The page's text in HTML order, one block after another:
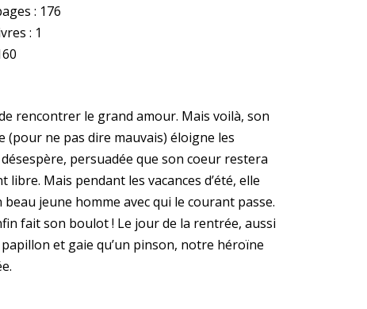
: 176
: 1
rencontrer le grand amour. Mais voilà, son
(pour ne pas dire mauvais) éloigne les
persuadée que son coeur restera
libre. Mais pendant les vacances d’été, elle
jeune homme avec qui le courant passe.
fait son boulot ! Le jour de la rentrée, aussi
papillon et gaie qu’un pinson, notre héroïne